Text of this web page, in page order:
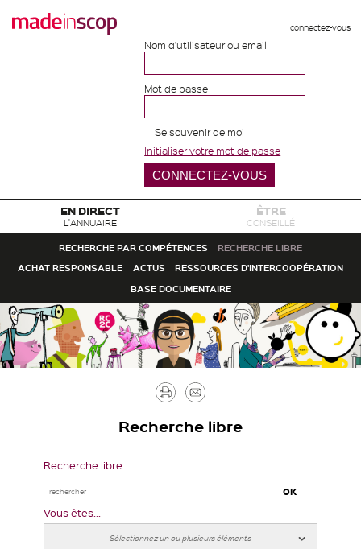
connectez-vous
Nom d'utilisateur ou email
Mot de passe
Se souvenir de moi
Initialiser votre mot de passe
EN DIRECT
L'ANNUAIRE
ÊTRE
CONSEILLÉ
RECHERCHE PAR COMPÉTENCES
RECHERCHE LIBRE
ACHAT RESPONSABLE
ACTUS
RESSOURCES D'INTERCOOPÉRATION
BASE DOCUMENTAIRE
Imprimer
Recherche libre
Recherche libre
Vous êtes...